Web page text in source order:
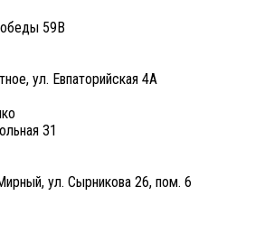
59В
ул. Евпаторийская 4А
31
ул. Сырникова 26, пом. 6